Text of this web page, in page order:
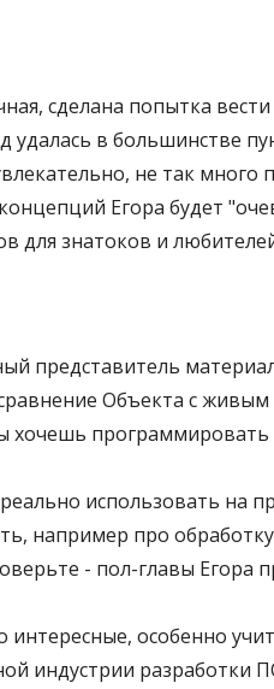
сделана попытка
удалась в большинстве
не так много
Егора будет
для знатоков и
представитель
Объекта с
хочешь
использовать на
например про
- пол-главы Егора
особенно
индустрии разработки